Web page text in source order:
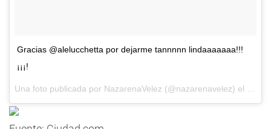
Gracias @alelucchetta por dejarme tannnnn lindaaaaaaa!!!
¡¡¡!